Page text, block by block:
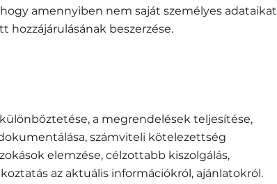
amennyiben nem saját személyes adataikat
hozzájárulásának beszerzése.
a megrendelések teljesítése,
számviteli kötelezettség
elemzése, célzottabb kiszolgálás,
az aktuális információkról, ajánlatokról.